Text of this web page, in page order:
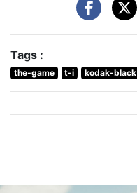
Tags :
the-game t-i kodak-black